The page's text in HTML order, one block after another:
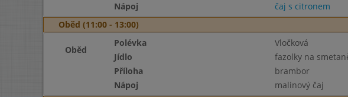
Nápoj
čaj s citronem
Oběd (11:00 - 13:00)
Oběd
Polévka Vločková
Jídlo
fazolky na
Příloha
brambor
Nápoj
malinový čaj